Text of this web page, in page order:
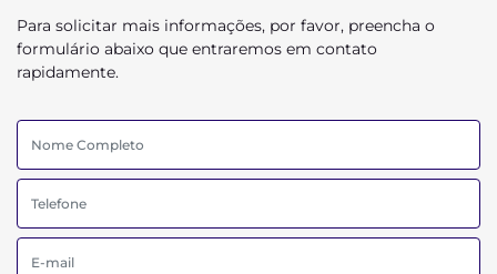
Para solicitar mais informações, por favor, preencha o
formulário abaixo que entraremos em contato
rapidamente.